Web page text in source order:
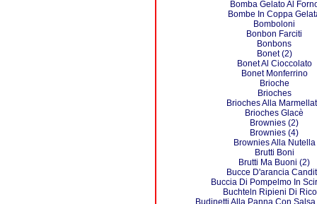
Bomba Gelato Al
Bombe In Coppa
Bomboloni
Bonbon Farciti
Bonbons
Bonet (2)
Bonet Al Cioccolato
Bonet Monferrino
Brioche
Brioches
Brioches Alla
Brioches Glacè
Brownies (2)
Brownies (4)
Brownies Alla Nutella
Brutti Boni
Brutti Ma Buoni (2)
Bucce D'arancia
Buccia Di Pompelmo In
Buchteln Ripieni Di
Budinetti Alla Panna Con